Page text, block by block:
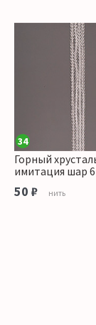
34
Горный
имитация шар
50 ₽ нить